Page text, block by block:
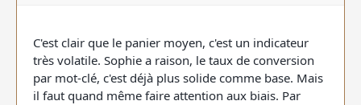
C'est clair que le panier moyen, c'est un indicateur
très volatile. Sophie a raison, le taux de conversion
par mot-clé, c'est déjà plus solide comme base. Mais
il faut quand même faire attention aux biais. Par